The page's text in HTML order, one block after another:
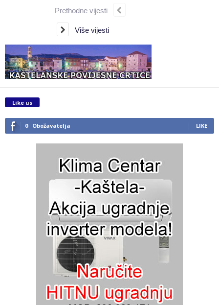
Prethodne vijesti
Više vijesti
Like us
0 Obožavatelja LIKE